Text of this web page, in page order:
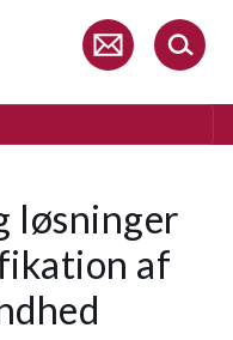
løsninger
af